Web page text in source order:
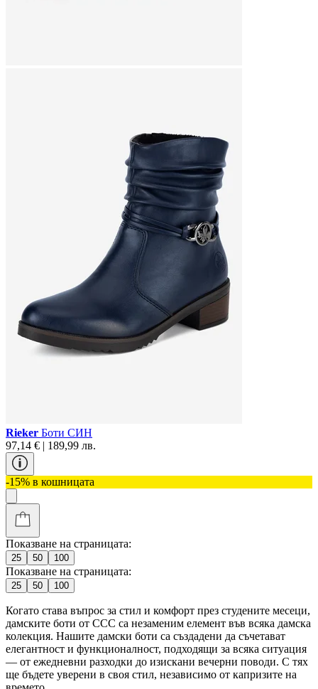
Rieker Боти СИН
97,14 € | 189,99 лв.
-15% в кошницата
Показване на страницата:
25 50 100
Показване на страницата:
25 50 100
Когато става въпрос за стил и комфорт през студените месеци,
дамските боти от CCC са незаменим елемент във всяка дамска
колекция. Нашите дамски боти са създадени да съчетават
елегантност и функционалност, подходящи за всяка ситуация
— от ежедневни разходки до изискани вечерни поводи. С тях
ще бъдете уверени в своя стил, независимо от капризите на